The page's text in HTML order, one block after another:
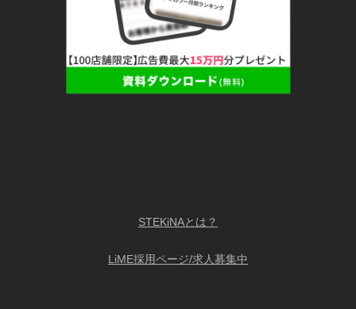
STEKiNAとは？
LiME採用ページ/求人募集中